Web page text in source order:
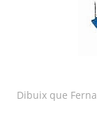
Dibuix que